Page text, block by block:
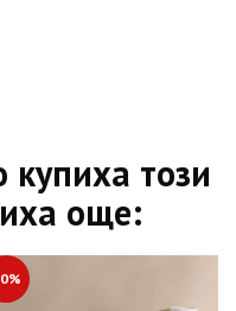
купиха този
още: